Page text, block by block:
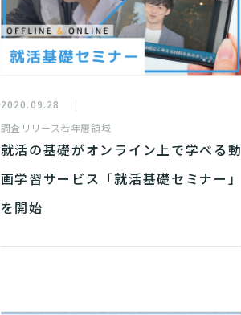
2020.09.28
調査リリース若年層領域
就活の基礎がオンライン上で学べる動
画学習サービス「就活基礎セミナー」
を開始